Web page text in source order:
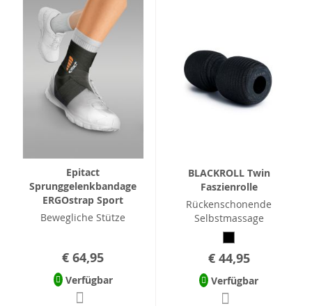
Epitact
Sprunggelenkbandage
ERGOstrap Sport
Bewegliche Stütze
€ 64,95
Verfügbar
BLACKROLL Twin
Faszienrolle
Rückenschonende
Selbstmassage
€ 44,95
Verfügbar